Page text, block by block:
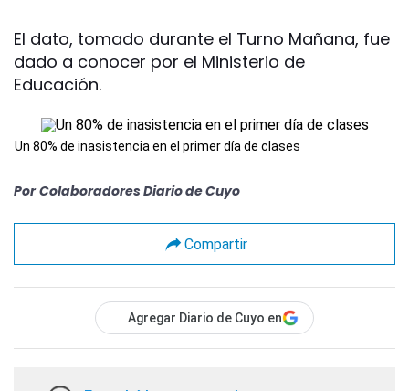
El dato, tomado durante el Turno Mañana, fue
dado a conocer por el Ministerio de
Educación.
Un 80% de inasistencia en el primer día de clases
Por Colaboradores Diario de Cuyo
Compartir
Agregar Diario de Cuyo en